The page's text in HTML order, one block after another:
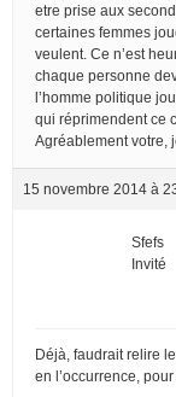
etre prise aux
certaines femmes
veulent. Ce n’est
chaque personne
l’homme politique
qui réprimendent ce
Agréablement votre,
15 novembre 2014 à
Sfefs
Invité
Déjà, faudrait relire
en l’occurrence,